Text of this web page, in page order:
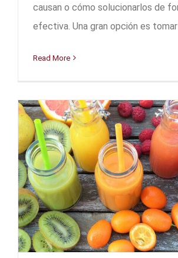
causan o cómo solucionarlos de
efectiva. Una gran opción es
Read More